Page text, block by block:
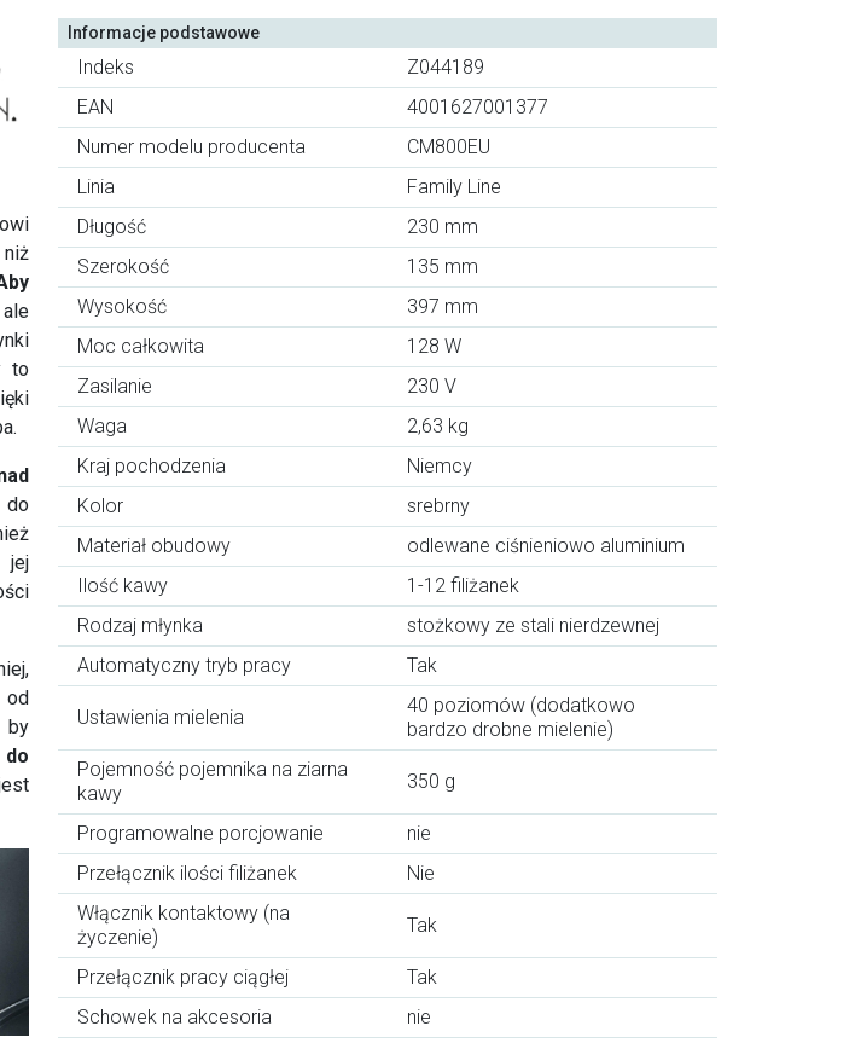
niż
to
do
jej
by
do
Informacje podstawowe
Indeks
Z044189
EAN
4001627001377
Numer modelu producenta
CM800EU
Linia
Family Line
Długość
230 mm
Szerokość
135 mm
Wysokość
397 mm
Moc całkowita
128 W
Zasilanie
230 V
Waga
2,63 kg
Kraj pochodzenia
Niemcy
Kolor
srebrny
Materiał obudowy
odlewane ciśnieniowo aluminium
Ilość kawy
1-12 filiżanek
Rodzaj młynka
stożkowy ze stali nierdzewnej
Automatyczny tryb pracy
Tak
Ustawienia mielenia
40 poziomów (dodatkowo
bardzo drobne mielenie)
Pojemność pojemnika na ziarna
kawy
350 g
Programowalne porcjowanie
nie
Przełącznik ilości filiżanek
Nie
Włącznik kontaktowy (na
życzenie)
Tak
Przełącznik pracy ciągłej
Tak
Schowek na akcesoria
nie